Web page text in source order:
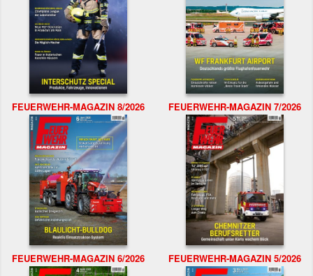
FEUERWEHR-MAGAZIN 8/2026 FEUERWEHR-MAGAZIN 7/2026
FEUERWEHR-MAGAZIN 6/2026 FEUERWEHR-MAGAZIN 5/2026